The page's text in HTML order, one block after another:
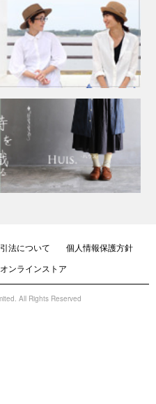
法について
個人情報保護方針
オンラインストア
All Rights Reserved